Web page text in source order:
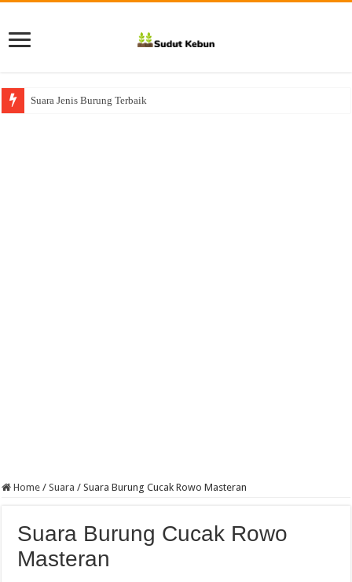
Suara Jenis Burung Terbaik
Home / Suara / Suara Burung Cucak Rowo Masteran
Suara Burung Cucak Rowo
Masteran